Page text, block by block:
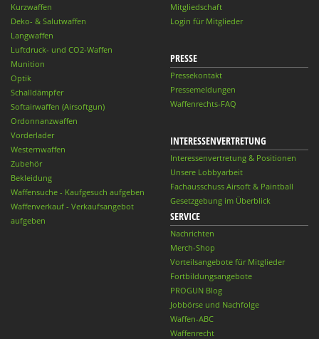
Kurzwaffen
Deko- & Salutwaffen
Langwaffen
Luftdruck- und CO2-Waffen
Munition
Optik
Schalldämpfer
Softairwaffen (Airsoftgun)
Ordonnanzwaffen
Vorderlader
Westernwaffen
Zubehör
Bekleidung
Waffensuche - Kaufgesuch aufgeben
Waffenverkauf - Verkaufsangebot
aufgeben
Mitgliedschaft
Login für Mitglieder
PRESSE
Pressekontakt
Pressemeldungen
Waffenrechts-FAQ
INTERESSENVERTRETUNG
Interessenvertretung & Positionen
Unsere Lobbyarbeit
Fachausschuss Airsoft & Paintball
Gesetzgebung im Überblick
SERVICE
Nachrichten
Merch-Shop
Vorteilsangebote für Mitglieder
Fortbildungsangebote
PROGUN Blog
Jobbörse und Nachfolge
Waffen-ABC
Waffenrecht